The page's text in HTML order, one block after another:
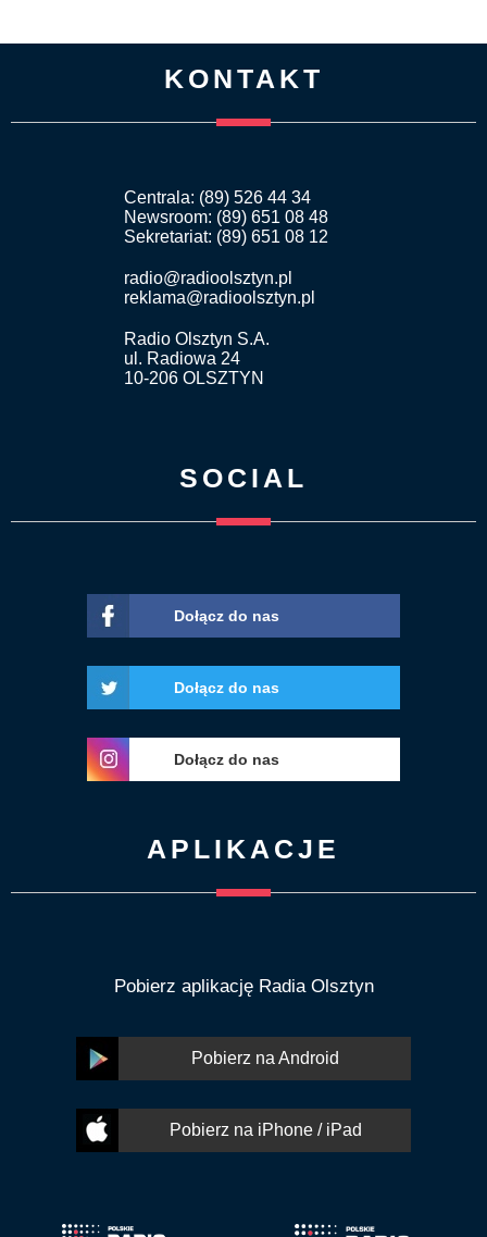
KONTAKT
Centrala: (89) 526 44 34
Newsroom: (89) 651 08 48
Sekretariat: (89) 651 08 12
radio@radioolsztyn.pl
reklama@radioolsztyn.pl
Radio Olsztyn S.A.
ul. Radiowa 24
10-206 OLSZTYN
SOCIAL
Dołącz do nas
Dołącz do nas
Dołącz do nas
APLIKACJE
Pobierz aplikację Radia Olsztyn
Pobierz na Android
Pobierz na iPhone / iPad